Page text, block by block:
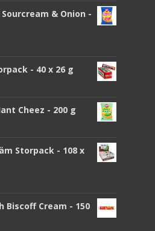
& Onion -
- 40 x 26 g
Cheez - 200 g
Storpack - 108 x
Biscoff Cream - 150